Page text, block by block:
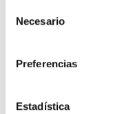
Necesario
Preferencias
Estadística
a otras tres: Lengua,
Estas dos corrientes
sigue buscando
poder y obtener más
independentista,